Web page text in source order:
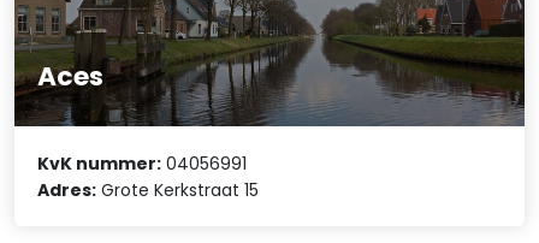
Aces
KvK nummer: 04056991
Adres: Grote Kerkstraat 15